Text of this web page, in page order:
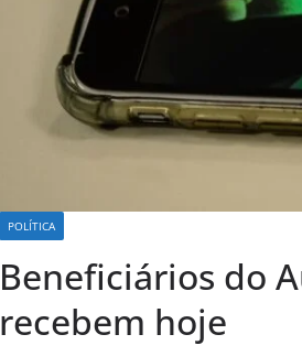
POLÍTICA
Beneficiários do
recebem hoje